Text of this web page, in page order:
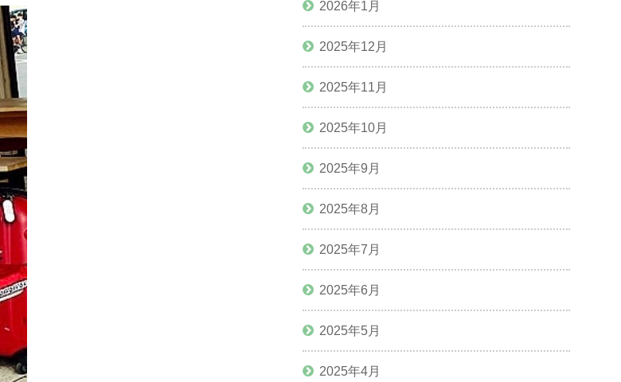
2026年1月
2025年12月
2025年11月
2025年10月
2025年9月
2025年8月
2025年7月
2025年6月
2025年5月
2025年4月